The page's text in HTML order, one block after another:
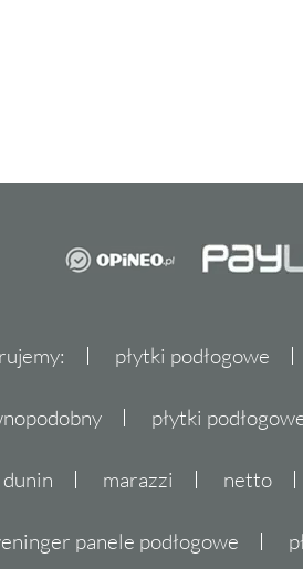
płytki podłogowe
płytki
dunin marazzi netto
panele podłogowe